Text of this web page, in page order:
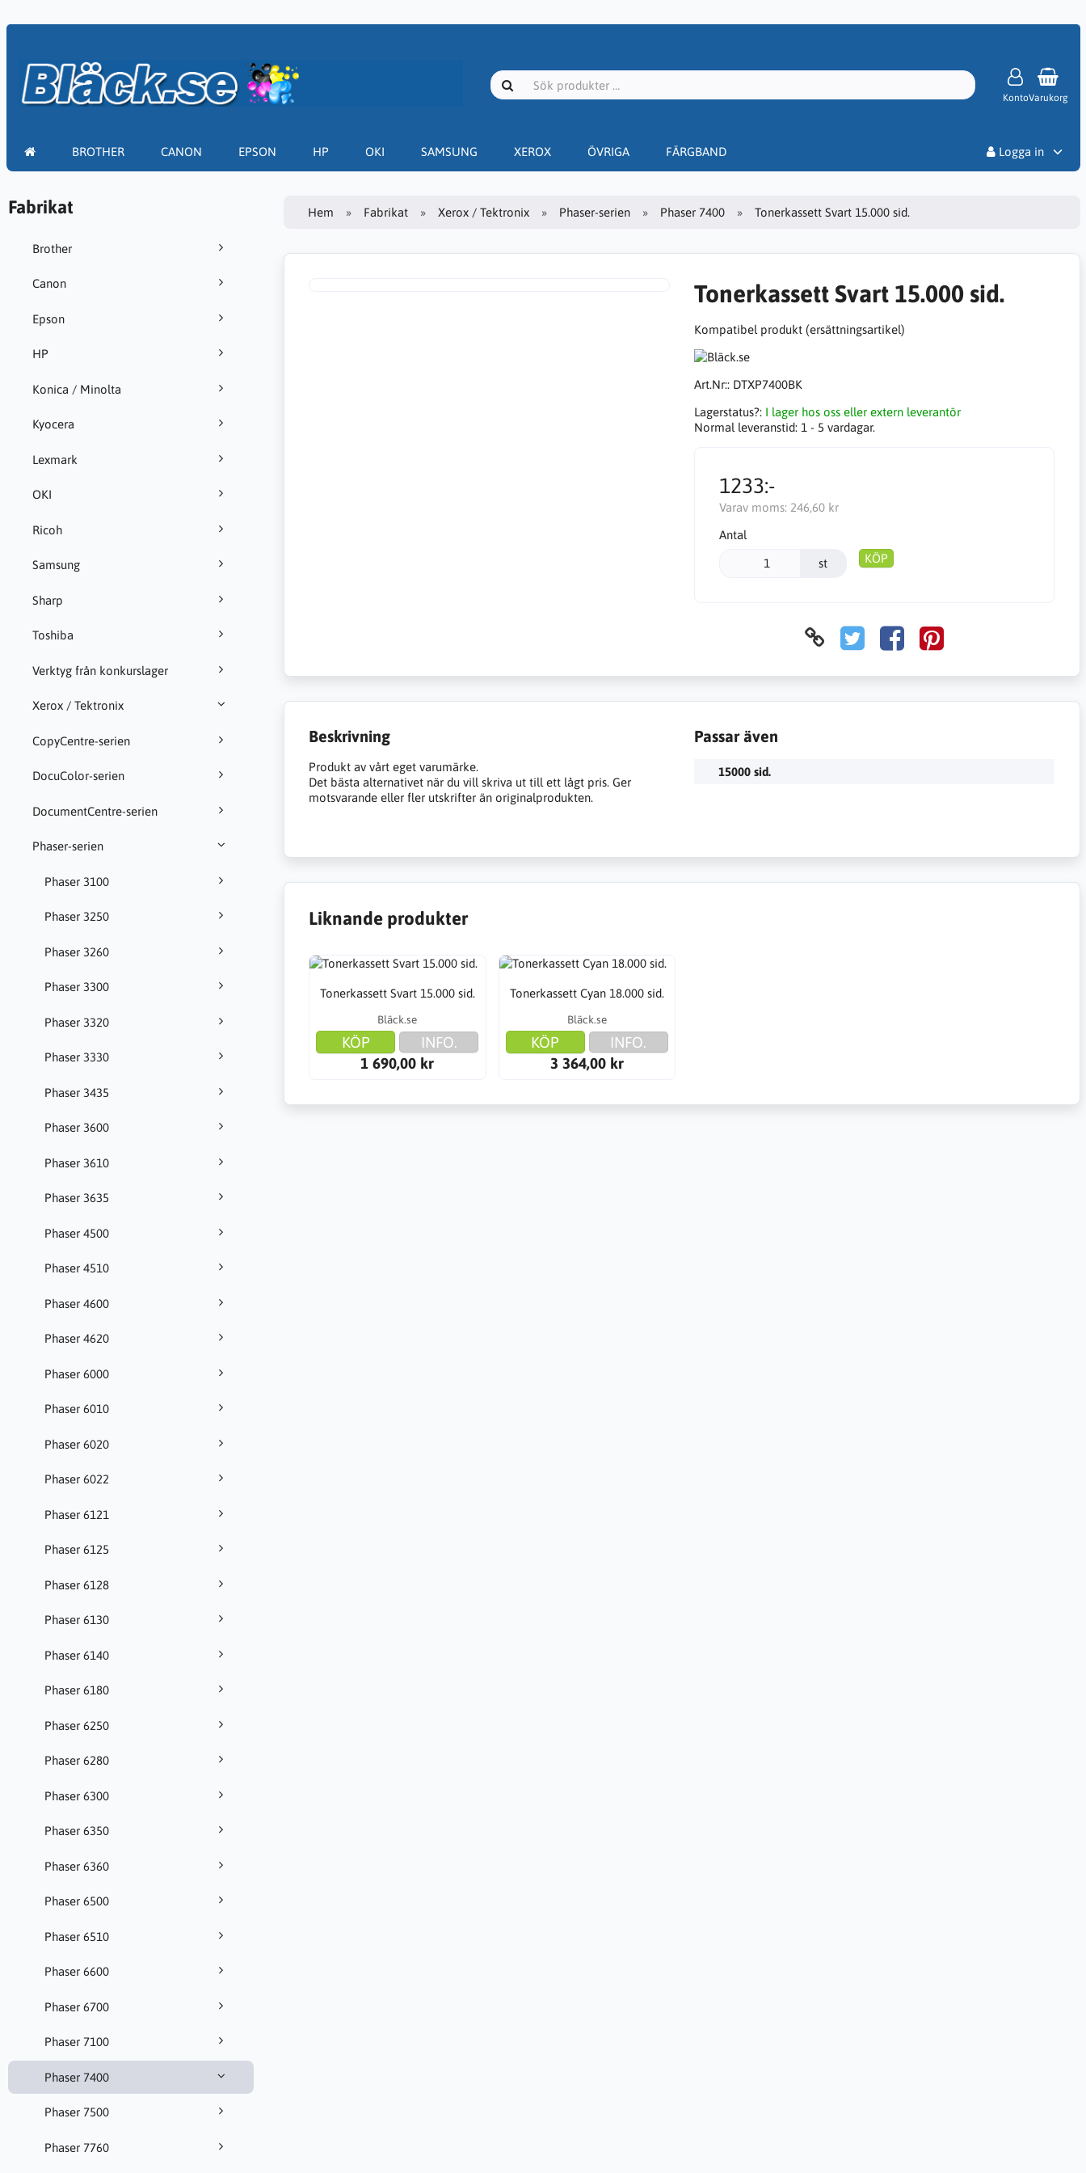
KontoVarukorg
BROTHER CANON EPSON HP OKI SAMSUNG XEROX ÖVRIGA FÄRGBAND
Logga in
Fabrikat
Brother
Canon
Epson
HP
Konica / Minolta
Kyocera
Lexmark
OKI
Ricoh
Samsung
Sharp
Toshiba
Verktyg från konkurslager
Xerox / Tektronix
CopyCentre-serien
DocuColor-serien
DocumentCentre-serien
Phaser-serien
Phaser 3100
Phaser 3250
Phaser 3260
Phaser 3300
Phaser 3320
Phaser 3330
Phaser 3435
Phaser 3600
Phaser 3610
Phaser 3635
Phaser 4500
Phaser 4510
Phaser 4600
Phaser 4620
Phaser 6000
Phaser 6010
Phaser 6020
Phaser 6022
Phaser 6121
Phaser 6125
Phaser 6128
Phaser 6130
Phaser 6140
Phaser 6180
Phaser 6250
Phaser 6280
Phaser 6300
Phaser 6350
Phaser 6360
Phaser 6500
Phaser 6510
Phaser 6600
Phaser 6700
Phaser 7100
Phaser 7400
Phaser 7500
Phaser 7760
Hem Fabrikat Xerox / Tektronix Phaser-serien Phaser 7400 Tonerkassett Svart 15.000 sid.
Tonerkassett Svart 15.000 sid.
Kompatibel produkt (ersättningsartikel)
Art.Nr:: DTXP7400BK
Lagerstatus?: I lager hos oss eller extern leverantör
Normal leveranstid: 1 - 5 vardagar.
1233:-
Varav moms: 246,60 kr
Antal
st KÖP
Beskrivning
Produkt av vårt eget varumärke.
Det bästa alternativet när du vill skriva ut till ett lågt pris. Ger
motsvarande eller fler utskrifter än originalprodukten.
Passar även
15000 sid.
Liknande produkter
Tonerkassett Svart 15.000 sid.
Bläck.se
KÖP
INFO.
1 690,00 kr
Tonerkassett Cyan 18.000 sid.
Bläck.se
KÖP
INFO.
3 364,00 kr